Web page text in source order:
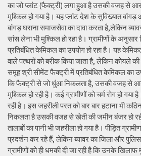
का जो प्लांट (फैक्ट्री) लगा हुआ है उसकी वजह से
मुश्किल हो गया है। यह प्लांट देश के सुविख्यात बांगड़
बांगड़ घराना समाजसेवा का दावा करता है,लेकिन
सांस लेना भी मुश्किल हो रहा है। ग्रामीणों के
प्रतिबंधित केमिकल का उपयोग हो रहा है। यह
वाले पत्थरों को बरीक किया जाता है, लेकिन कोयले
समूह श्री सीमेंट फैक्ट्री में प्रतिबंधित केमिकल का
कि फैक्ट्री से जो धुंआ निकलता है, उसकी वजह से
मुश्किल हो रही है। कई ग्रामीणों को चर्म रोग हो
रही है। इस जहरीली परत को बार बार हटाना भी
निकलता है उसकी वजह से खेती की जमीन बंजर
तालाबों का पानी भी जहरीला हो गया है। पीड़ित
प्रदर्शन कर रहे हैं, लेकिन ब्यावर का जिला और
ग्रामीणों को ही धमकी दी जा रही है कि उनके